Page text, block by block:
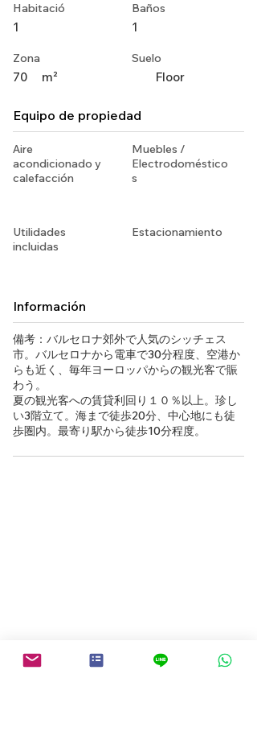
Habitació
1
Zona
70 m²
Baños
1
Suelo
Floor
Equipo de propiedad
Aire
acondicionado y
calefacción
Muebles /
Electrodoméstico
s
Utilidades
incluidas
Estacionamiento
Información
備考：バルセロナ郊外で人気のシッチェス
市。バルセロナから電車で30分程度、空港か
らも近く、毎年ヨーロッパからの観光客で賑
わう。
夏の観光客への賃貸利回り１０％以上。珍し
い3階立て。海まで徒歩20分、中心地にも徒
歩圏内。最寄り駅から徒歩10分程度。